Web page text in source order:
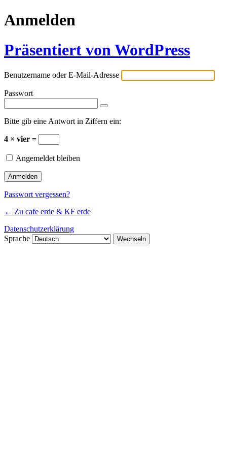
Anmelden
Präsentiert von WordPress
Benutzername oder E-Mail-Adresse
Passwort
Bitte gib eine Antwort in Ziffern ein:
4 × vier =
Angemeldet bleiben
Passwort vergessen?
← Zu cafe erde & KF erde
Datenschutzerklärung
Sprache